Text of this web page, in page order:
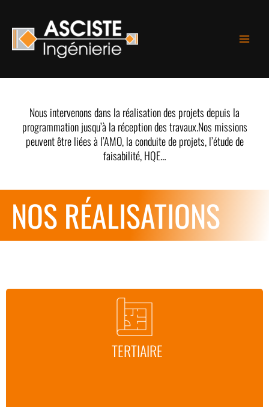
contenu
Nous intervenons dans la réalisation des projets depuis la
programmation jusqu’à la réception des travaux.Nos missions
peuvent être liées à l’AMO, la conduite de projets, l’étude de
faisabilité, HQE…
NOS RÉALISATIONS
TERTIAIRE